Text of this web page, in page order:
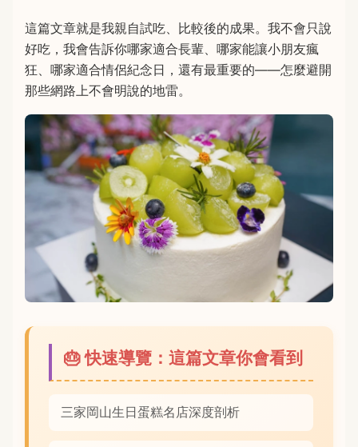
這篇文章就是我親自試吃、比較後的成果。我不會只說
好吃，我會告訴你哪家適合長輩、哪家能讓小朋友瘋
狂、哪家適合情侶紀念日，還有最重要的——怎麼避開
那些網路上不會明說的地雷。
🎂 快速導覽：這篇文章你會看到
三家岡山生日蛋糕名店深度剖析